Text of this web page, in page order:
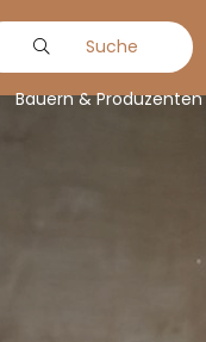
Suche
Bauern & Produzenten